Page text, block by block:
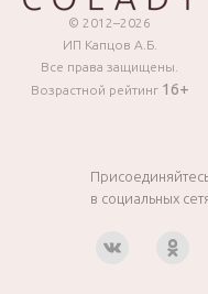
© 2012–2026
ИП Капцов А.Б.
Все права защищены.
Возрастной рейтинг 16+
в социальных